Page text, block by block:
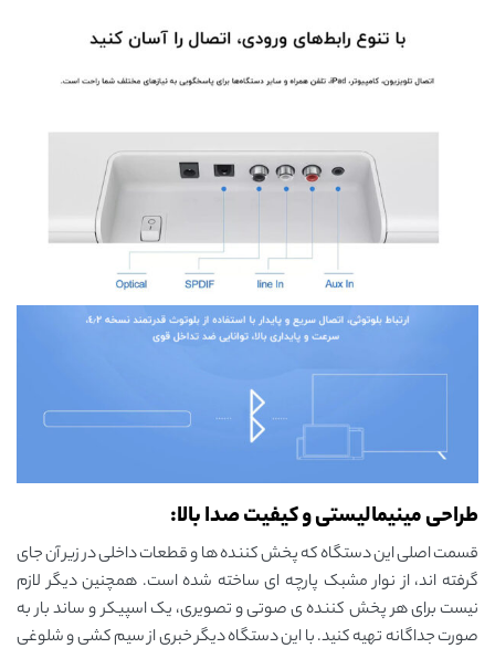
طراحی مینیمالیستی و کیفیت صدا بالا:
قسمت اصلی این دستگاه که پخش کننده ها و قطعات داخلی در زیر آن جای
گرفته اند، از نوار مشبک پارچه ای ساخته شده است. همچنین دیگر لازم
نیست برای هر پخش کننده ی صوتی و تصویری، یک اسپیکر و ساند بار به
صورت جداگانه تهیه کنید. با این دستگاه دیگر خبری از سیم کشی و شلوغی